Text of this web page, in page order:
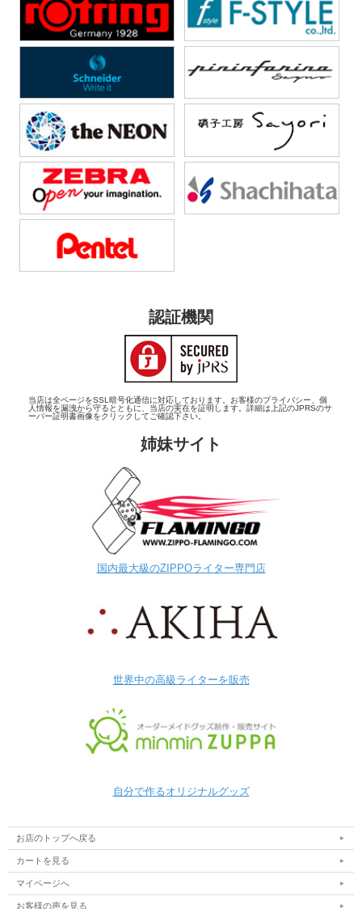
認証機関
当店は全ページをSSL暗号化通信に対応しております。お客様のプライバシー、個
人情報を漏洩から守るとともに、当店の実在を証明します。詳細は上記のJPRSのサ
ーバー証明書画像をクリックしてご確認下さい。
姉妹サイト
国内最大級のZIPPOライター専門店
世界中の高級ライターを販売
自分で作るオリジナルグッズ
お店のトップへ戻る
カートを見る
マイページへ
お客様の声を見る